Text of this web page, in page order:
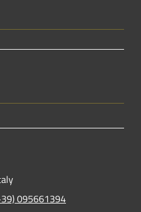
095661394